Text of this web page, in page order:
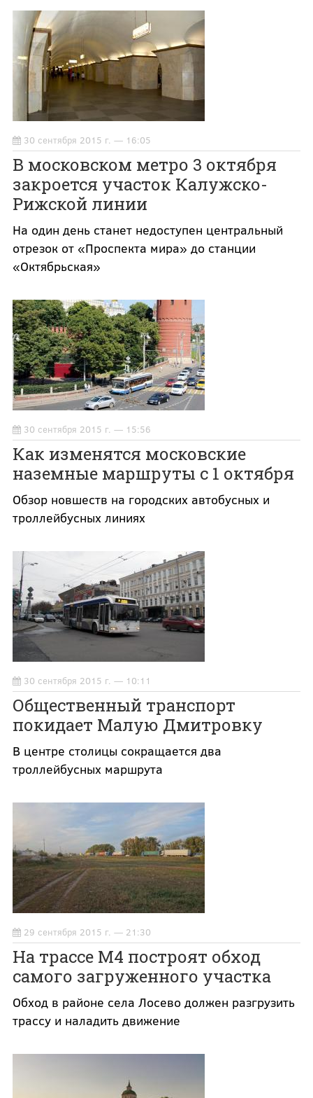
30 сентября 2015 г. — 16:05
В московском метро 3 октября
закроется участок Калужско-
Рижской линии
На один день станет недоступен центральный
отрезок от «Проспекта мира» до станции
«Октябрьская»
30 сентября 2015 г. — 15:56
Как изменятся московские
наземные маршруты с 1 октября
Обзор новшеств на городских автобусных и
троллейбусных линиях
30 сентября 2015 г. — 10:11
Общественный транспорт
покидает Малую Дмитровку
В центре столицы сокращается два
троллейбусных маршрута
29 сентября 2015 г. — 21:30
На трассе М4 построят обход
самого загруженного участка
Обход в районе села Лосево должен разгрузить
трассу и наладить движение